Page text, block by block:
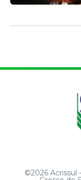
©2026 Acrissul